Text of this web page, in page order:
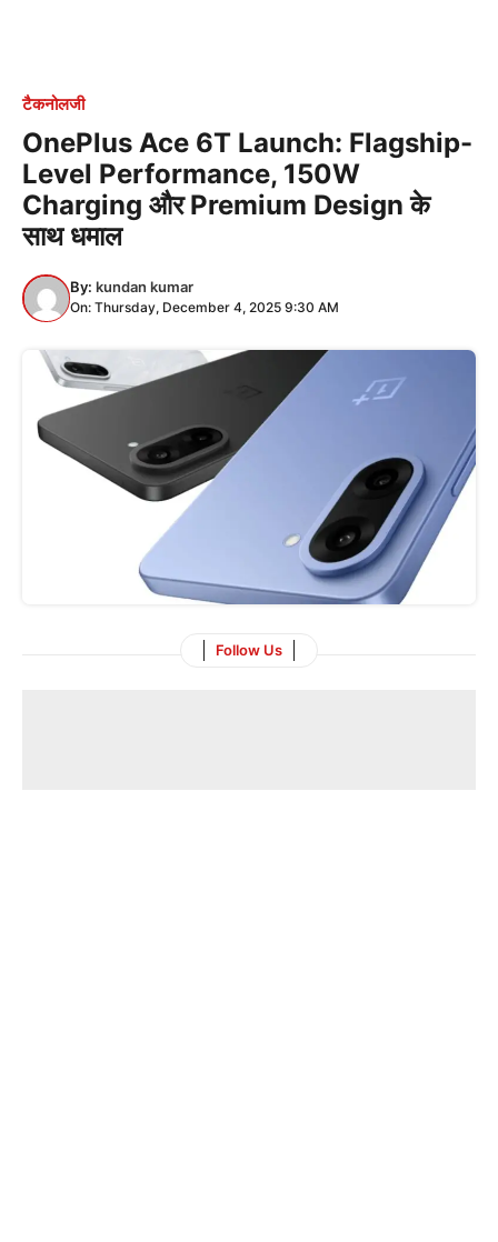
टैकनोलजी
OnePlus Ace 6T Launch: Flagship-
Level Performance, 150W
Charging और Premium Design के
साथ धमाल
By: kundan kumar
On: Thursday, December 4, 2025 9:30 AM
Follow Us